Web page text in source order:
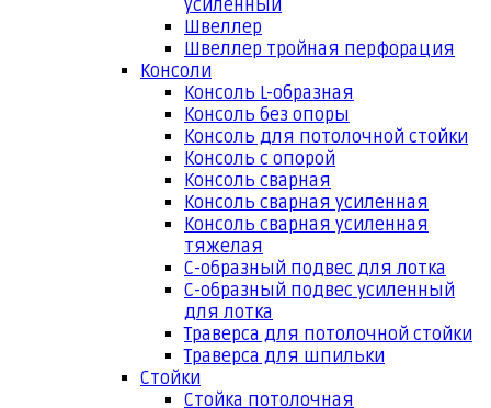
усиленный
Швеллер
Швеллер тройная перфорация
Консоли
Консоль L-образная
Консоль без опоры
Консоль для потолочной стойки
Консоль с опорой
Консоль сварная
Консоль сварная усиленная
Консоль сварная усиленная
тяжелая
С-образный подвес для лотка
С-образный подвес усиленный
для лотка
Траверса для потолочной стойки
Траверса для шпильки
Стойки
Стойка потолочная